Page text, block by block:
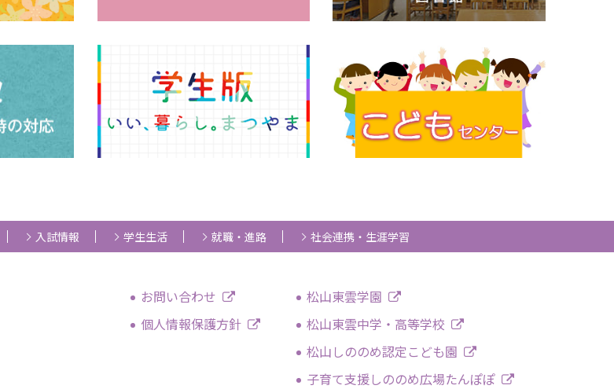
入試情報 学生生活 就職・進路 社会連携・生涯学習
お問い合わせ
個人情報保護方針
松山東雲学園
松山東雲中学・高等学校
松山しののめ認定こども園
子育て支援しののめ広場たんぽぽ